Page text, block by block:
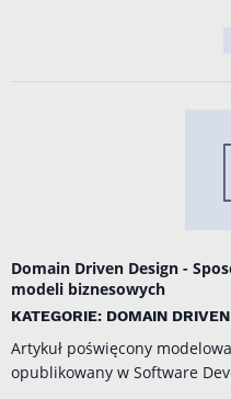
Domain Driven Design -
modeli biznesowych
KATEGORIE: DOMAIN
Artykuł poświęcony
opublikowany w Software